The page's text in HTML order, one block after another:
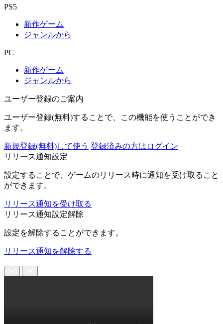
PS5
新作ゲーム
ジャンルから
PC
新作ゲーム
ジャンルから
ユーザー登録のご案内
ユーザー登録(無料)することで、この機能を使うことができ
ます。
新規登録(無料)して使う 登録済みの方はログイン
リリース通知設定
設定することで、ゲームのリリース時に通知を受け取ること
ができます。
リリース通知を受け取る
リリース通知設定解除
設定を解除することができます。
リリース通知を解除する